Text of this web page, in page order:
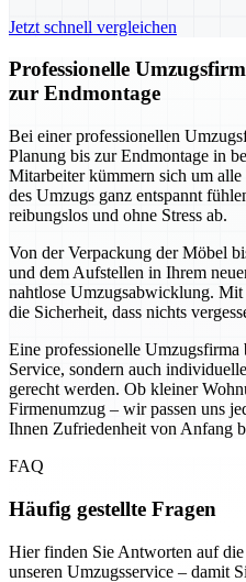
Jetzt schnell vergleichen
Professionelle
zur Endmontage
Bei einer professionellen
Planung bis zur Endmontage in
Mitarbeiter kümmern sich um
des Umzugs ganz entspannt
reibungslos und ohne Stress ab.
Von der Verpackung der Möbel
und dem Aufstellen in Ihrem
nahtlose Umzugsabwicklung.
die Sicherheit, dass nichts
Eine professionelle Umzugsfirma
Service, sondern auch
gerecht werden. Ob kleiner
Firmenumzug – wir passen uns
Ihnen Zufriedenheit von Anfang
FAQ
Häufig gestellte Fragen
Hier finden Sie Antworten auf
unseren Umzugsservice – damit